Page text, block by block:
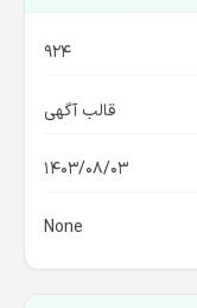
924
قالب آگهی
1403/08/03
None